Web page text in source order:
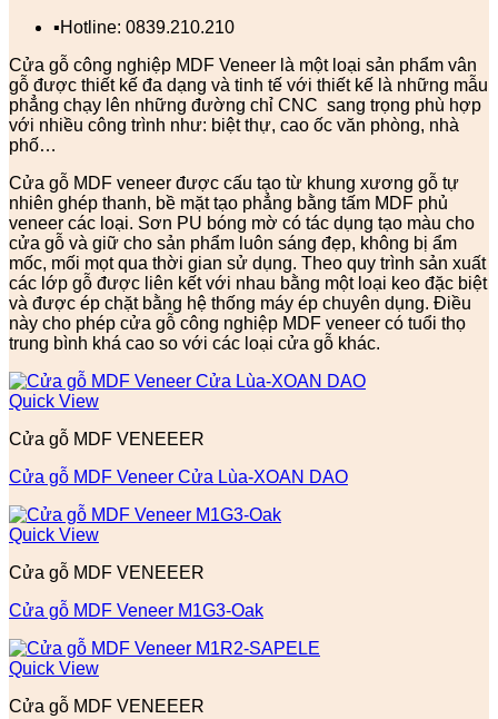
▪️Hotline: 0839.210.210
Cửa gỗ công nghiệp MDF Veneer là một loại sản phẩm vân
gỗ được thiết kế đa dạng và tinh tế với thiết kế là những mẫu
phẳng chạy lên những đường chỉ CNC sang trọng phù hợp
với nhiều công trình như: biệt thự, cao ốc văn phòng, nhà
phố…
Cửa gỗ MDF veneer được cấu tạo từ khung xương gỗ tự
nhiên ghép thanh, bề mặt tạo phẳng bằng tấm MDF phủ
veneer các loại. Sơn PU bóng mờ có tác dụng tạo màu cho
cửa gỗ và giữ cho sản phẩm luôn sáng đẹp, không bị ẩm
mốc, mối mọt qua thời gian sử dụng. Theo quy trình sản xuất
các lớp gỗ được liên kết với nhau bằng một loại keo đặc biệt
và được ép chặt bằng hệ thống máy ép chuyên dụng. Điều
này cho phép cửa gỗ công nghiệp MDF veneer có tuổi thọ
trung bình khá cao so với các loại cửa gỗ khác.
Quick View
Cửa gỗ MDF VENEEER
Cửa gỗ MDF Veneer Cửa Lùa-XOAN DAO
Quick View
Cửa gỗ MDF VENEEER
Cửa gỗ MDF Veneer M1G3-Oak
Quick View
Cửa gỗ MDF VENEEER